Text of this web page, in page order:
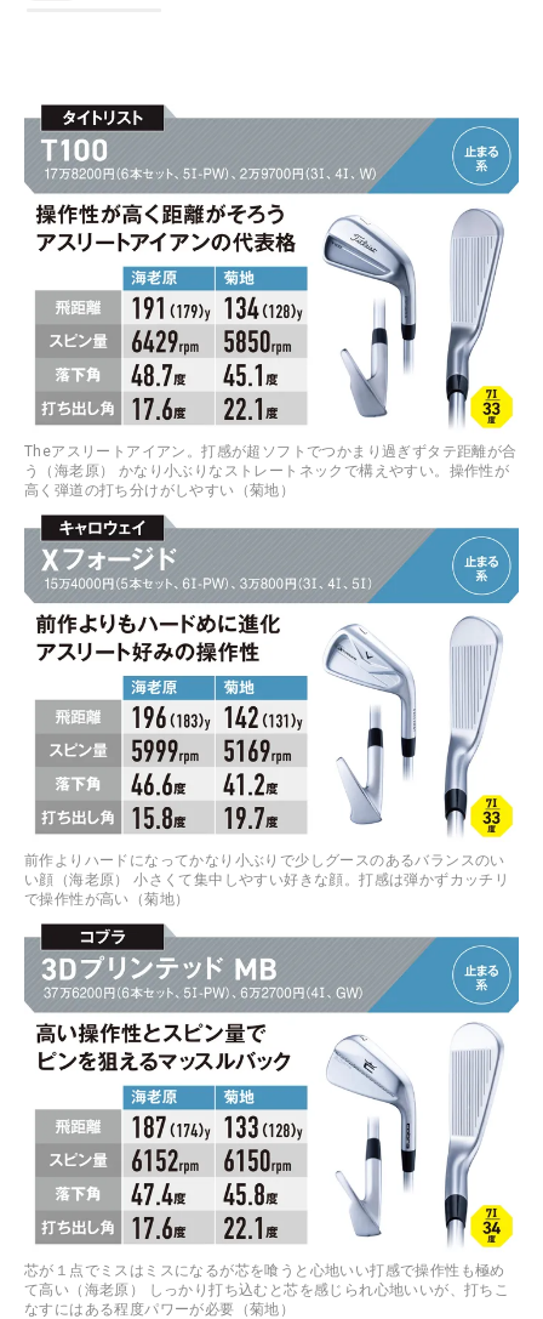
Theアスリートアイアン。打感が超ソフトでつかまり過ぎずタテ距離が合
う（海老原） かなり小ぶりなストレートネックで構えやすい。操作性が
高く弾道の打ち分けがしやすい（菊地）
前作よりハードになってかなり小ぶりで少しグースのあるバランスのい
い顔（海老原） 小さくて集中しやすい好きな顔。打感は弾かずカッチリ
で操作性が高い（菊地）
芯が１点でミスはミスになるが芯を喰うと心地いい打感で操作性も極め
て高い（海老原） しっかり打ち込むと芯を感じられ心地いいが、打ちこ
なすにはある程度パワーが必要（菊地）